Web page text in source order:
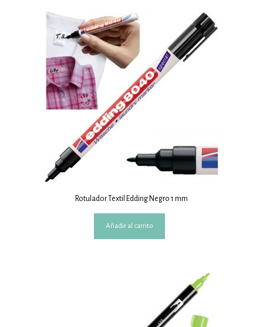
Rotulador Textil Edding Negro 1 mm
Añadir al carrito